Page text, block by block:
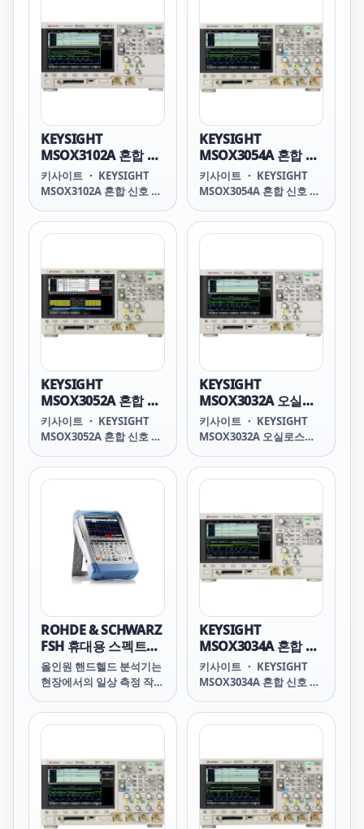
GHz, 4 Analog Plus 16
Digital Channels
HIGHLIGHTS 1 GHz 아날
로그 4채널 + 디지털 16채
널 8.5인치의 WVGA 디스
석 최대 4 Mpts의 메모리
로 더 많은 데이터 포착
1,000,000 wfms/s의 업데
이트 속도로 더 많은 신호
를 상세하게 확인 완전한
업그레이드의 용이성으로
KEYSIGHT
MSOX3102A 혼합 신
호 오실로스코프: 1
GHz, 아날로그 2채널
키사이트 ・ KEYSIGHT
MSOX3102A 혼합 신호 오
그 2채널 + 디지털 16채널
MSOX3102A Mixed
GHz, 2 Analog Plus 16
Digital Channels
HIGHLIGHTS 1 GHz 아날
로그 2채널 + 디지털 16채
널 8.5인치 WVGA 디스플
최대 4 Mpts의 메모리로
더 많은 데이터 수집
1,000,000 wfms/s의 업데
이트 속도로 더 많은 신호
를 상세하게 확인 완전한
업그레이드의 용이성으로
KEYSIGHT
MSOX3054A 혼합 신
호 오실로스코프: 500
MHz, 아날로그 4채널
키사이트 ・ KEYSIGHT
MSOX3054A 혼합 신호 오
날로그 4채널 + 디지털 16
채널 MSOX3054A Mixed
MHz, 4 Analog Plus 16
Digital Channels
HIGHLIGHTS 500 MHz 아
날로그 4채널 + 디지털 16
채널 8.5인치의 WVGA 디
분석 최대 4 Mpts의 메모
리로 더 많은 데이터 수집
1,000,000 wfms/s의 업데
이트 속도로 더 많은 신호
를 상세하게 확인 완전한
업그레이드를
KEYSIGHT
MSOX3052A 혼합 신
호 오실로스코프: 500
MHz, 아날로그 2채널
키사이트 ・ KEYSIGHT
MSOX3052A 혼합 신호 오
날로그 2채널 + 디지털 16
채널 MSOX3052A Mixed
MHz, 2 Analog Plus 16
Digital Channels
HIGHLIGHTS 500 MHz 아
날로그 2채널 + 디지털 16
채널 8.5인치의 WVGA 디
분석 최대 4 Mpts의 메모
리로 더 많은 데이터 수집
1,000,000wfms/s의 업데
이트 속도로 더 많은 신호
를 상세하게 확인 완전한
업그레이드를
KEYSIGHT
MSOX3032A 오실로
스코프: 350 MHz, 아
날로그 2채널 + 디지
키사이트 ・ KEYSIGHT
MSOX3032A 오실로스코
채널 + 디지털 16채널
MSOX3032A
Analog Plus 16 Digital
Channels HIGHLIGHTS
350 MHz 아날로그 2채널 +
디지털 16채널 8.5인치의
WVGA 디스플레이로 간편
Mpts의 메모리로 더 많은
데이터 수집 1,000,000
wfms/s의 업데이트 속도
로 더 많은 신호를 상세하
게 확인 완전한 업그레이드
의 용이성으로 측정 성능
확장. 대역
ROHDE & SCHWARZ
FSH 휴대용 스펙트럼
분석기
올인원 핸드헬드 분석기는
현장에서의 일상 측정 작업
KEYSIGHT
MSOX3034A 혼합 신
호 오실로스코프: 350
MHz, 아날로그 4채널
키사이트 ・ KEYSIGHT
MSOX3034A 혼합 신호 오
날로그 4채널 + 디지털 16
채널 MSOX3034A Mixed
MHz, 4 Analog Plus 16
Digital Channels
HIGHLIGHTS 350 MHz 아
날로그 4채널 + 디지털 16
채널 8.5인치의 WVGA 디